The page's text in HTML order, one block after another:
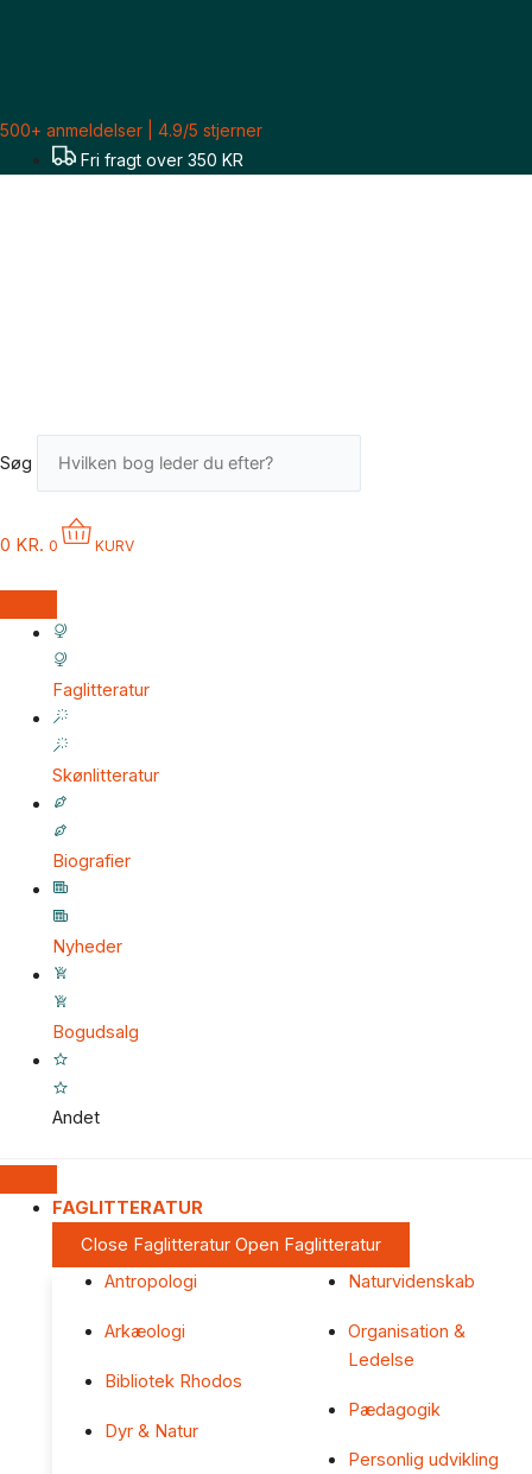
500+ anmeldelser | 4.9/5 stjerner
Fri fragt over 350 KR
Søg
0 KR. 0 KURV
Faglitteratur
Skønlitteratur
Biografier
Nyheder
Bogudsalg
Andet
FAGLITTERATUR
Close Faglitteratur Open Faglitteratur
Antropologi
Arkæologi
Bibliotek Rhodos
Dyr & Natur
Naturvidenskab
Organisation &
Ledelse
Pædagogik
Personlig udvikling